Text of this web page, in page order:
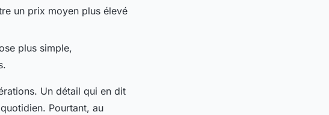
un prix moyen plus élevé
plus simple,
Un détail qui en dit
Pourtant, au